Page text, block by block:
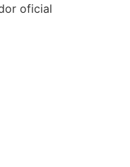
oficial